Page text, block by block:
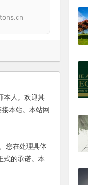
本人。欢迎其
本站。本站网
您在处理具体
式的承诺。本